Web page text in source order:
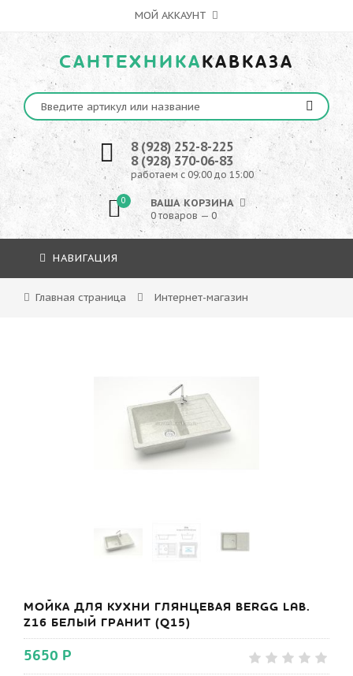
МОЙ АККАУНТ
САНТЕХНИКАКАВКАЗА
8 (928) 252-8-225
8 (928) 370-06-83
работаем с 09:00 до 15:00
0 ВАША КОРЗИНА
0 товаров — 0
НАВИГАЦИЯ
Главная страница Интернет-магазин
МОЙКА ДЛЯ КУХНИ ГЛЯНЦЕВАЯ BERGG LAB.
Z16 БЕЛЫЙ ГРАНИТ (Q15)
5650 Р